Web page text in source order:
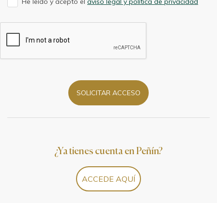
SOLICITAR ACCESO
¿Ya tienes cuenta en Peñín?
ACCEDE AQUÍ